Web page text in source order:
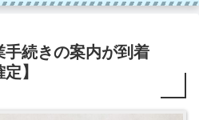
手続きの案内が到着
】